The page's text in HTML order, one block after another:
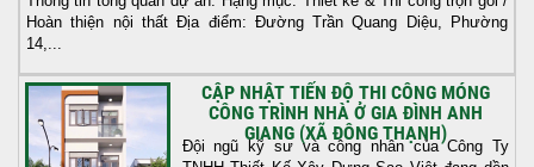
Hoàn thiện nội thất Địa điểm: Đường Trần Quang Diệu, Phường
14,...
CẬP NHẬT TIẾN ĐỘ THI CÔNG MÓNG
CÔNG TRÌNH NHÀ Ở GIA ĐÌNH ANH
GIANG (XÃ ĐÔNG THẠNH)
Đội ngũ kỹ sư và công nhân của Công Ty